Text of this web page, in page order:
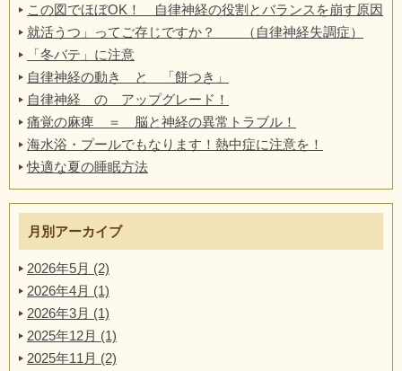
この図でほぼOK！ 自律神経の役割とバランスを崩す原因
就活うつ」ってご存じですか？ （自律神経失調症）
「冬バテ」に注意
自律神経の動き と 「餅つき」
自律神経 の アップグレード！
痛覚の麻痺 ＝ 脳と神経の異常トラブル！
海水浴・プールでもなります！熱中症に注意を！
快適な夏の睡眠方法
月別アーカイブ
2026年5月 (2)
2026年4月 (1)
2026年3月 (1)
2025年12月 (1)
2025年11月 (2)